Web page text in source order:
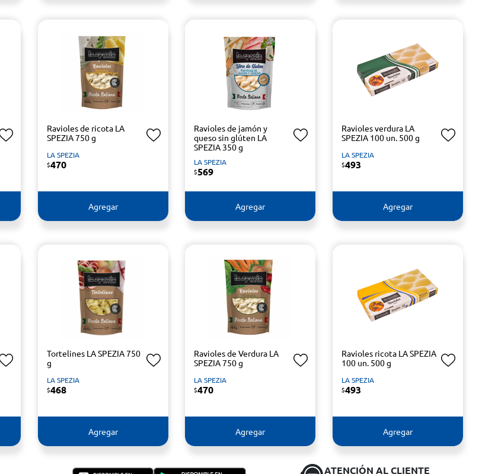
Ravioles de ricota LA
SPEZIA 750 g
LA SPEZIA
$470
Agregar
Ravioles de jamón y
queso sin glúten LA
SPEZIA 350 g
LA SPEZIA
$569
Agregar
Ravioles verdura LA
SPEZIA 100 un. 500 g
LA SPEZIA
$493
Agregar
Tortelines LA SPEZIA 750
g
LA SPEZIA
$468
Agregar
Ravioles de Verdura LA
SPEZIA 750 g
LA SPEZIA
$470
Agregar
Ravioles ricota LA SPEZIA
100 un. 500 g
LA SPEZIA
$493
Agregar
ATENCIÓN AL CLIENTE